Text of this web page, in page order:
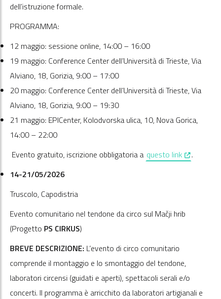
dell’istruzione formale.
PROGRAMMA:
12 maggio: sessione online, 14:00 – 16:00
19 maggio: Conference Center dell’Università di Trieste, Via
Alviano, 18, Gorizia, 9:00 – 17:00
20 maggio: Conference Center dell’Università di Trieste, Via
Alviano, 18, Gorizia, 9:00 – 19:30
21 maggio: EPICenter, Kolodvorska ulica, 10, Nova Gorica,
14:00 – 22:00
Evento gratuito, iscrizione obbligatoria a questo link, opens in
.
14-21/05/2026
Truscolo, Capodistria
Evento comunitario nel tendone da circo sul Mačji hrib
(Progetto PS CIRKUS)
BREVE DESCRIZIONE: L’evento di circo comunitario
comprende il montaggio e lo smontaggio del tendone,
laboratori circensi (guidati e aperti), spettacoli serali e/o
concerti. Il programma è arricchito da laboratori artigianali e